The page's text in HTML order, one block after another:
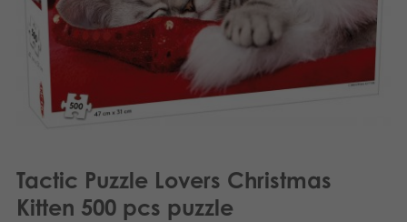
Produits archivés
Applications mobiles
Dansk
Nederlands
Svenska
Deutsch
Tactic Puzzle Lovers Christmas
Kitten 500 pcs puzzle